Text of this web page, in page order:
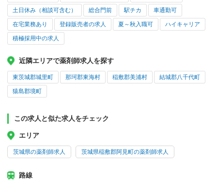
土日休み（相談可含む） 総合門前 駅チカ 車通勤可
在宅業務あり 登録販売者の求人 夏～秋入職可 ハイキャリア
積極採用中の求人
近隣エリアで薬剤師求人を探す
東茨城郡城里町 那珂郡東海村 稲敷郡美浦村 結城郡八千代町
猿島郡境町
この求人と似た求人をチェック
エリア
茨城県の薬剤師求人 茨城県稲敷郡阿見町の薬剤師求人
路線